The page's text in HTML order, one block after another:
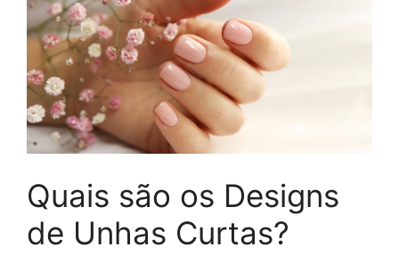
Quais são os Designs
de Unhas Curtas?